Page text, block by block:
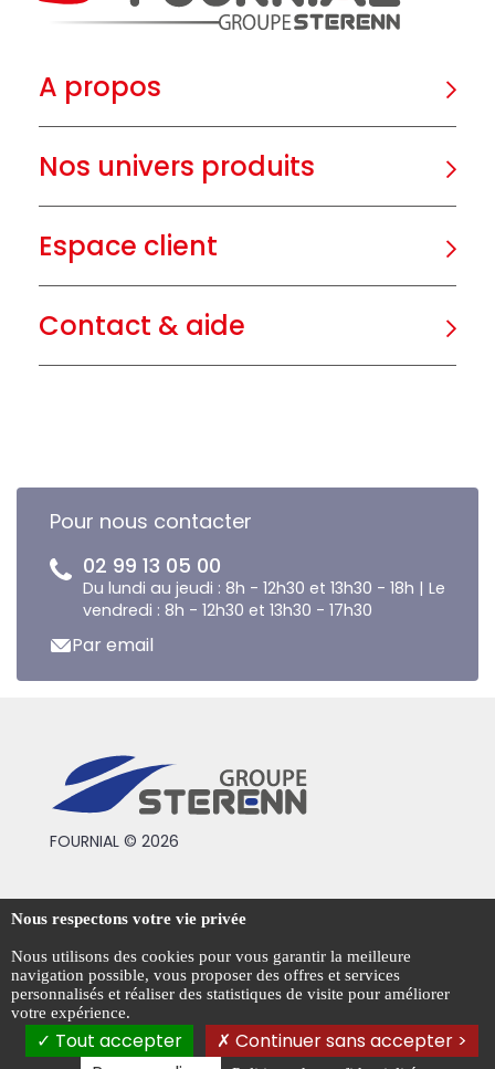
A propos
Nos univers produits
Espace client
Contact & aide
Pour nous contacter
02 99 13 05 00
Du lundi au jeudi : 8h - 12h30 et 13h30 - 18h | Le
vendredi : 8h - 12h30 et 13h30 - 17h30
Par email
FOURNIAL © 2026
Conditions générales de vente
Mentions légales
Politique de confidentialité
Gestion des cookies
Nous respectons votre vie privée
Nous utilisons des cookies pour vous garantir la meilleure
navigation possible, vous proposer des offres et services
personnalisés et réaliser des statistiques de visite pour améliorer
votre expérience.
Tout accepter
Continuer sans accepter >